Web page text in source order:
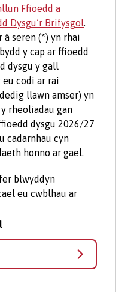
neu i’w cefnogi i
gan gynnwys
a chyfleoedd
gwerthfawr ac yn
gwirfoddoli ar
Ffioedd a
Dysgu’r Brifysgol
â seren (*) yn rhai
y cap ar ffioedd
dysgu y gall
codi ar rai
llawn amser) yn
rheoliadau gan
dysgu 2026/27
cadarnhau cyn
honno ar gael.
blwyddyn
eu cwblhau ar